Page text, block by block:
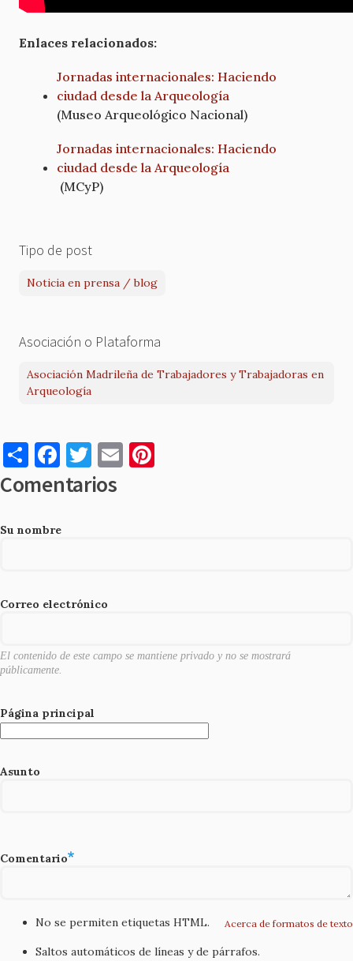
Enlaces relacionados:
Jornadas internacionales: Haciendo
ciudad desde la Arqueología
(Museo Arqueológico Nacional)
Jornadas internacionales: Haciendo
ciudad desde la Arqueología
(MCyP)
Tipo de post
Noticia en prensa / blog
Asociación o Plataforma
Asociación Madrileña de Trabajadores y Trabajadoras en
Arqueología
S
h
ar
e
F
a
c
e
o
T
w
it
E
m
Comentarios
Su nombre
Correo electrónico
El contenido de este campo se mantiene privado y no se mostrará
públicamente.
Página principal
Asunto
Comentario
Acerca de formatos de texto
No se permiten etiquetas HTML.
Saltos automáticos de líneas y de párrafos.